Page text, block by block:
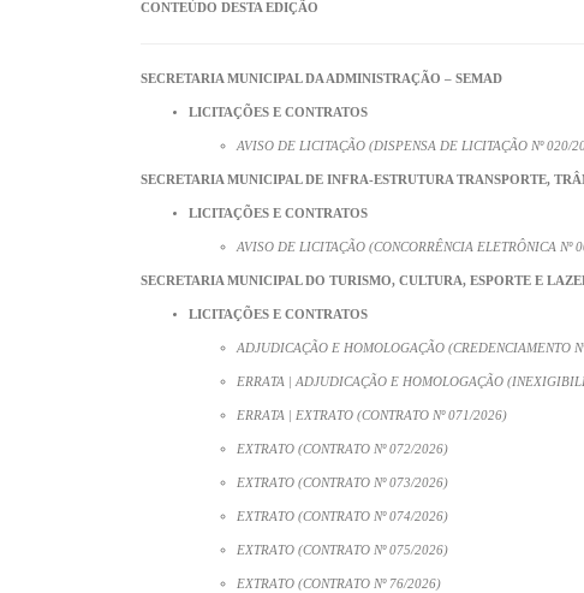
CONTEÚDO DESTA EDIÇÃO
SECRETARIA MUNICIPAL DA ADMINISTRAÇÃO – SEMAD
LICITAÇÕES E CONTRATOS
AVISO DE LICITAÇÃO (DISPENSA DE LICITAÇÃO Nº 020/
SECRETARIA MUNICIPAL DE INFRA-ESTRUTURA TRANSPORTE,
LICITAÇÕES E CONTRATOS
AVISO DE LICITAÇÃO (CONCORRÊNCIA ELETRÔNICA Nº
SECRETARIA MUNICIPAL DO TURISMO, CULTURA, ESPORTE E
LICITAÇÕES E CONTRATOS
ADJUDICAÇÃO E HOMOLOGAÇÃO (CREDENCIAMENTO
ERRATA | ADJUDICAÇÃO E HOMOLOGAÇÃO
ERRATA | EXTRATO (CONTRATO Nº 071/2026)
EXTRATO (CONTRATO Nº 072/2026)
EXTRATO (CONTRATO Nº 073/2026)
EXTRATO (CONTRATO Nº 074/2026)
EXTRATO (CONTRATO Nº 075/2026)
EXTRATO (CONTRATO Nº 76/2026)